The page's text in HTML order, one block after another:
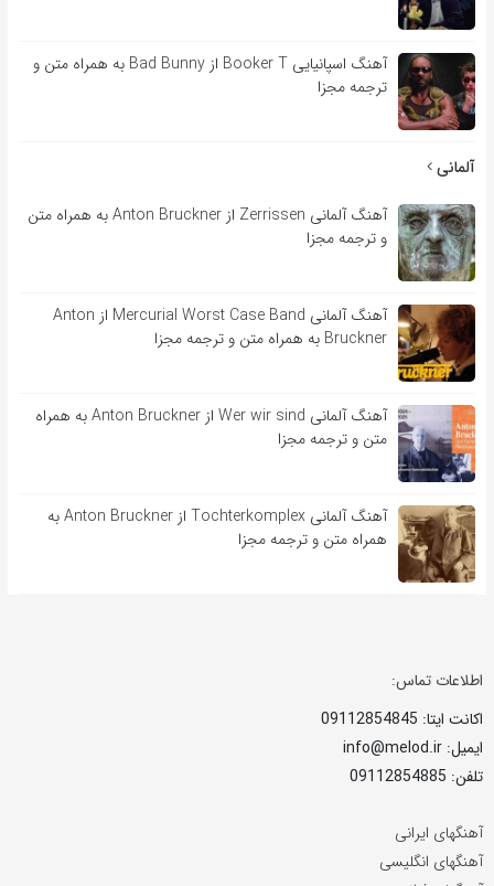
آهنگ اسپانیایی Booker T از Bad Bunny به همراه متن و
ترجمه مجزا
آلمانی
آهنگ آلمانی Zerrissen از Anton Bruckner به همراه متن
و ترجمه مجزا
آهنگ آلمانی Mercurial Worst Case Band از Anton
Bruckner به همراه متن و ترجمه مجزا
آهنگ آلمانی Wer wir sind از Anton Bruckner به همراه
متن و ترجمه مجزا
آهنگ آلمانی Tochterkomplex از Anton Bruckner به
همراه متن و ترجمه مجزا
اطلاعات تماس:
اکانت ایتا: 09112854845
ایمیل: info@melod.ir
تلفن: 09112854885
آهنگهای ایرانی
آهنگهای انگلیسی